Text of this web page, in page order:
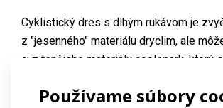
Používame súbory
Cyklistický dres s dlhým rukávom je
z "jesenného" materiálu dryclim, ale
aj z tenšieho materiálu coolspark, ktorý
dres je štandardne vybavený dlhým